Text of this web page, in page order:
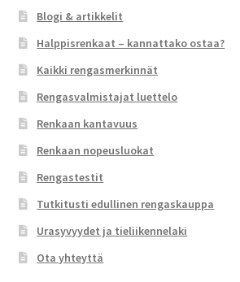
Blogi & artikkelit
Halppisrenkaat – kannattako ostaa?
Kaikki rengasmerkinnät
Rengasvalmistajat luettelo
Renkaan kantavuus
Renkaan nopeusluokat
Rengastestit
Tutkitusti edullinen rengaskauppa
Urasyvyydet ja tieliikennelaki
Ota yhteyttä